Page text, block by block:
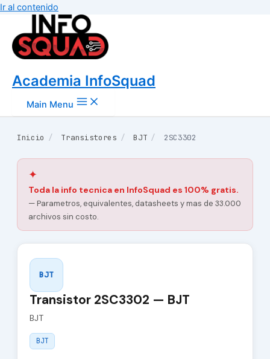
Ir al contenido
Academia InfoSquad
Main Menu
Inicio / Transistores / BJT / 2SC3302
✦
Toda la info tecnica en InfoSquad es 100% gratis.
— Parametros, equivalentes, datasheets y mas de 33.000
archivos sin costo.
BJT
Transistor 2SC3302 — BJT
BJT
BJT